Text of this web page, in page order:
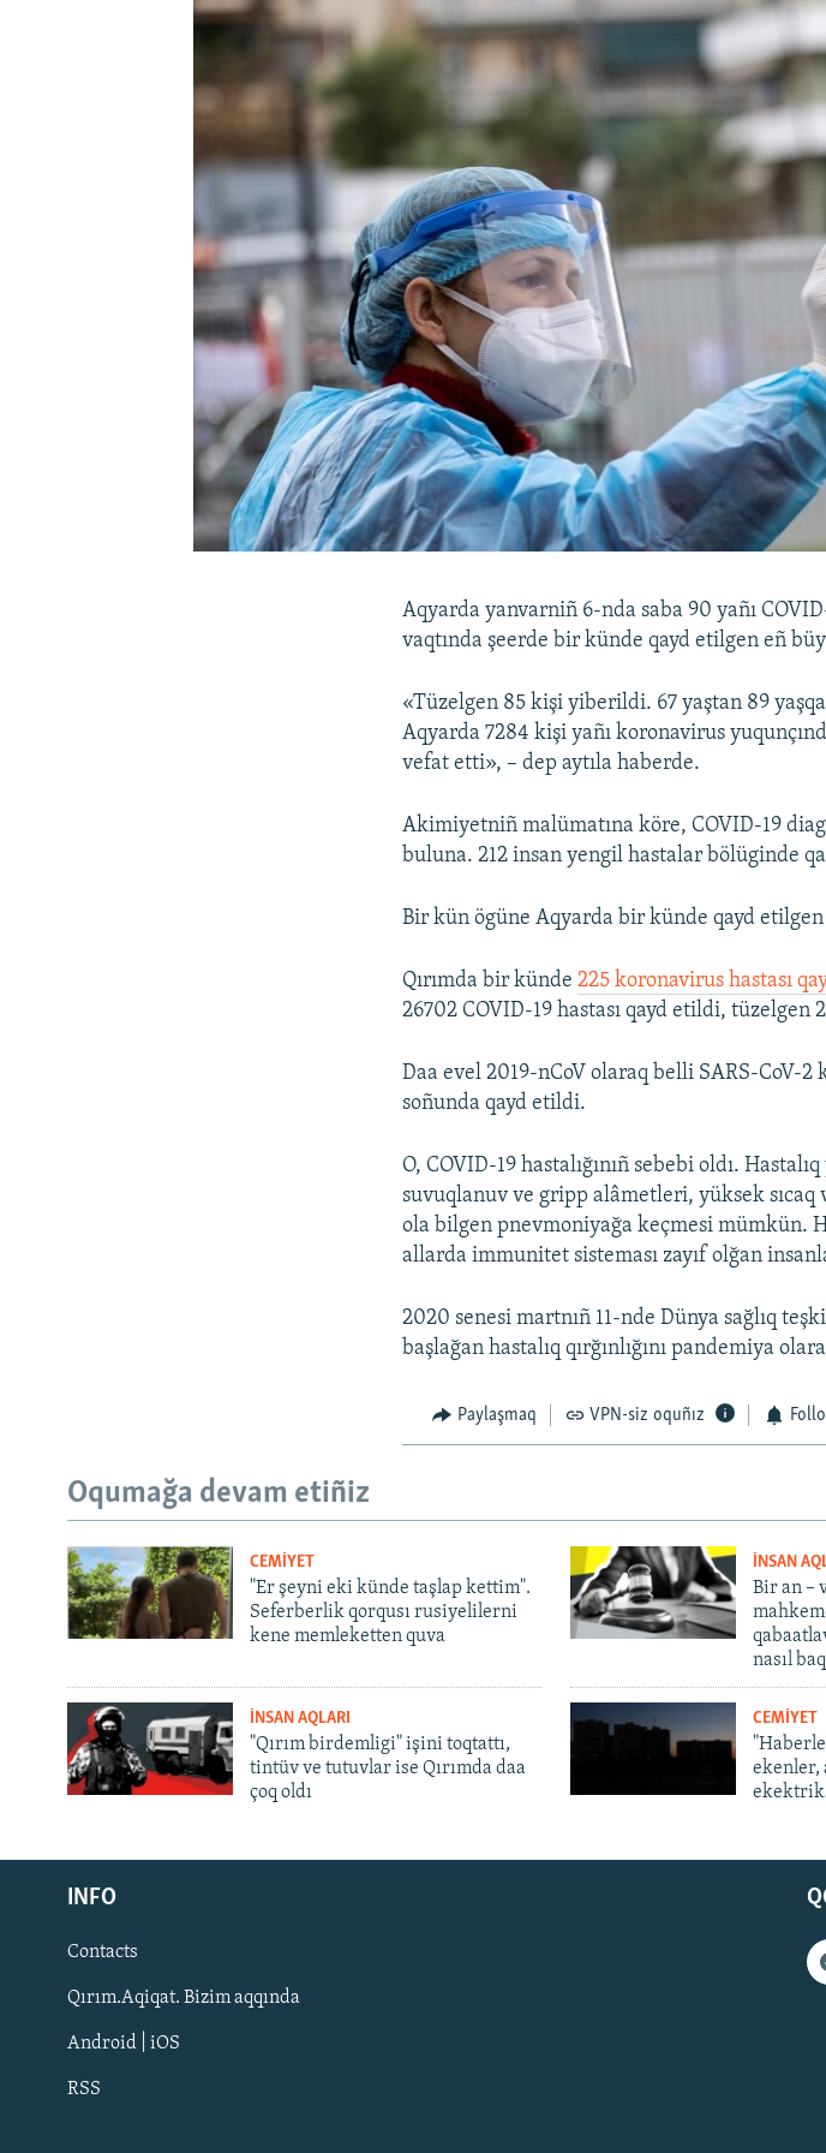
Русский
Українською
QOŞULIÑIZ!
Aqyarda yanvarniñ 6-nda saba 90 yañı
vaqtında şeerde bir künde qayd etilgen eñ
«Tüzelgen 85 kişi yiberildi. 67 yaştan 89
Aqyarda 7284 kişi yañı koronavirus
vefat etti», – dep aytıla haberde.
Akimiyetniñ malümatına köre, COVID-19
buluna. 212 insan yengil hastalar bölüginde
Bir kün ögüne Aqyarda bir künde qayd
Qırımda bir künde225 koronavirus hastası
26702 COVID-19 hastası qayd etildi, tüzelgen
Daa evel 2019-nCoV olaraq belli SARS-CoV-2
soñunda qayd etildi.
O, COVID-19 hastalığınıñ sebebi oldı.
suvuqlanuv ve gripp alâmetleri, yüksek
ola bilgen pnevmoniyağa keçmesi mümkün.
allarda immunitet sisteması zayıf olğan
2020 senesi martnıñ 11-nde Dünya sağlıq
başlağan hastalıq qırğınlığını pandemiya
Paylaşmaq VPN-siz oquñız
Oqumağa devam etiñiz
CEMİYET
"Er şeyni eki künde taşlap kettim".
Seferberlik qorqusı rusiyelilerni
kene memleketten quva
İNSAN
Bir an –
nasıl
İNSAN AQLARI
"Qırım birdemligi" işini toqtattı,
tintüv ve tutuvlar ise Qırımda daa
çoq oldı
CEMİYET
ekenler,
INFO
Contacts
Qırım.Aqiqat. Bizim aqqında
Android | iOS
RSS